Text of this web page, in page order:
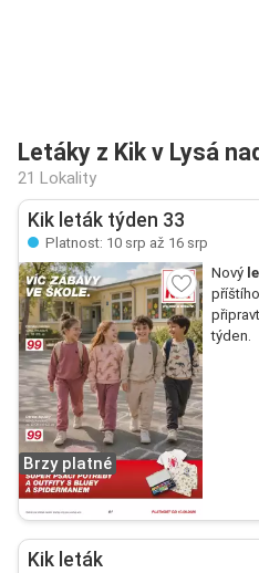
Letáky z Kik v Lysá
21 Lokality
Kik leták týden 33
Platnost: 10 srp až 16 srp
Brzy platné
Nový
týden.
Kik leták